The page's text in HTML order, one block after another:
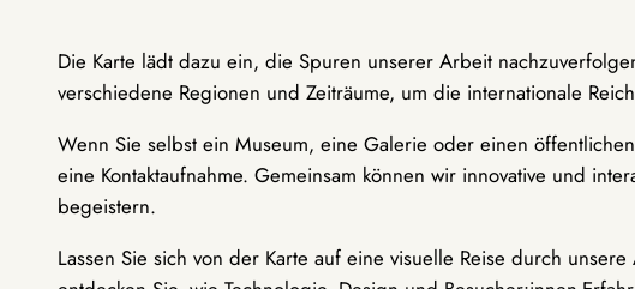
Die Karte lädt dazu ein, die Spuren unserer Arbeit
verschiedene Regionen und Zeiträume, um die internationale
Wenn Sie selbst ein Museum, eine Galerie oder einen
eine Kontaktaufnahme. Gemeinsam können wir innovative und
begeistern.
Lassen Sie sich von der Karte auf eine visuelle Reise durch